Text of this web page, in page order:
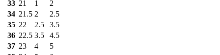
33 21 1
2
34 21.5 2
2.5
35 22 2.5
3.5
36 22.5 3.5
4.5
37 23 4
5